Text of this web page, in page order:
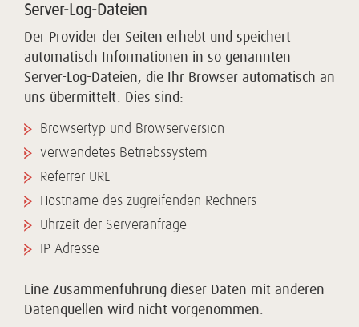
Server-Log-Dateien
Der Provider der Seiten erhebt und speichert
automatisch Informationen in so genannten
Server-Log-Dateien, die Ihr Browser automatisch an
uns übermittelt. Dies sind:
Browsertyp und Browserversion
verwendetes Betriebssystem
Referrer URL
Hostname des zugreifenden Rechners
Uhrzeit der Serveranfrage
IP-Adresse
Eine Zusammenführung dieser Daten mit anderen
Datenquellen wird nicht vorgenommen.